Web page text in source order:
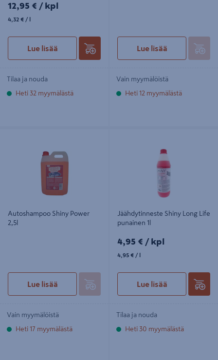
12,95€/kpl
12,95 € / kpl
4,32€/l
4,32 € / l
Lue lisää
Tilaa ja nouda
Heti 32 myymälästä
Lue lisää
Vain myymälöistä
Heti 12 myymälästä
Autoshampoo Shiny Power
2,5l
Lue lisää
Vain myymälöistä
Heti 17 myymälästä
Jäähdytinneste Shiny Long Life
punainen 1l
4,95€/kpl
4,95 € / kpl
4,95 € / l
Lue lisää
Tilaa ja nouda
Heti 30 myymälästä